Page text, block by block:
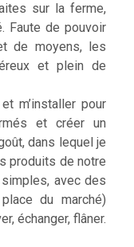
sur la ferme,
Faute de pouvoir
de moyens, les
et plein de
m’installer pour
et créer un
dans lequel je
produits de notre
avec des
du marché)
échanger, flâner.